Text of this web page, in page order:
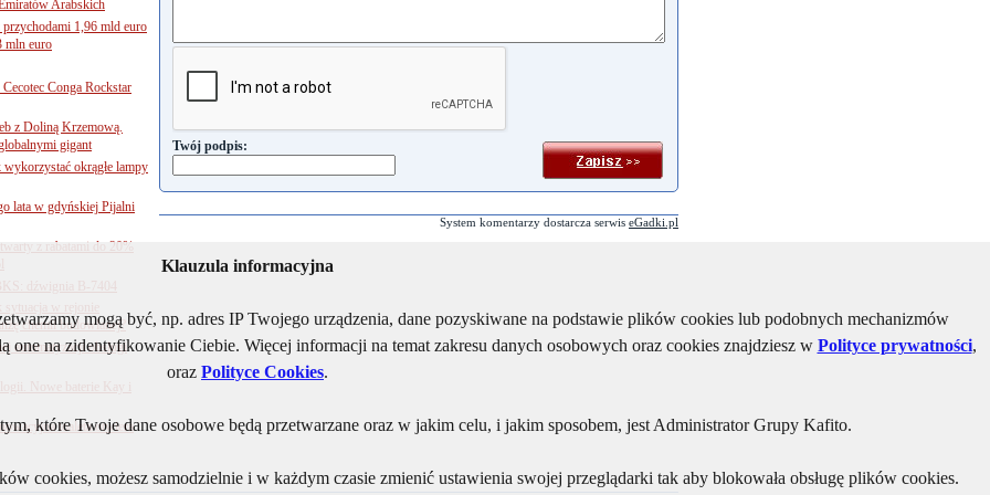
Twój podpis:
System komentarzy dostarcza serwis eGadki.pl
Arabskich
1,96 mld euro
mln euro
Conga Rockstar
z Doliną Krzemową.
gigant
okrągłe lampy
lata w gdyńskiej Pijalni
z rabatami do 20%
dźwignia B-7404
w rejonie
chemii budowlanej?
automatyzacji obsługi
Nowe baterie Kay i
toaleta otwiera
Klauzula informacyjna
mogą być, np. adres IP Twojego urządzenia, dane pozyskiwane na podstawie plików cookies lub podobnych mechanizmów
na zidentyfikowanie Ciebie. Więcej informacji na temat zakresu danych osobowych oraz cookies znajdziesz w Polityce prywatności,
oraz Polityce Cookies.
które Twoje dane osobowe będą przetwarzane oraz w jakim celu, i jakim sposobem, jest Administrator Grupy Kafito.
cookies, możesz samodzielnie i w każdym czasie zmienić ustawienia swojej przeglądarki tak aby blokowała obsługę plików cookies.